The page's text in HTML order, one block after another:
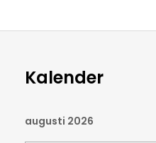
Kalender
augusti 2026